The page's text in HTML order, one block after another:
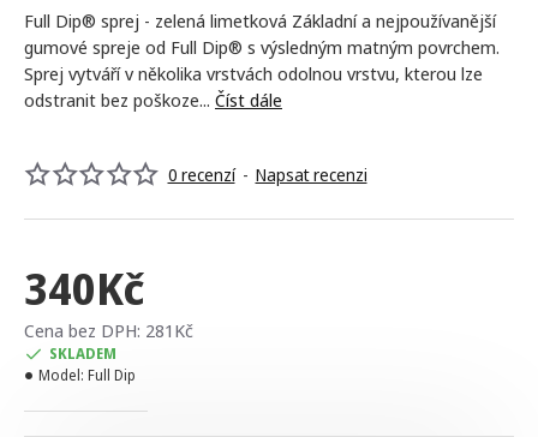
Full Dip® sprej - zelená limetková Základní a nejpoužívanější
gumové spreje od Full Dip® s výsledným matným povrchem.
Sprej vytváří v několika vrstvách odolnou vrstvu, kterou lze
odstranit bez poškoze... Číst dále
0 recenzí - Napsat recenzi
340Kč
Cena bez DPH: 281Kč
SKLADEM
Model: Full Dip